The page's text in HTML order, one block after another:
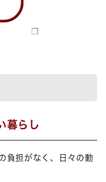
暮らし
負担がなく、日々の動